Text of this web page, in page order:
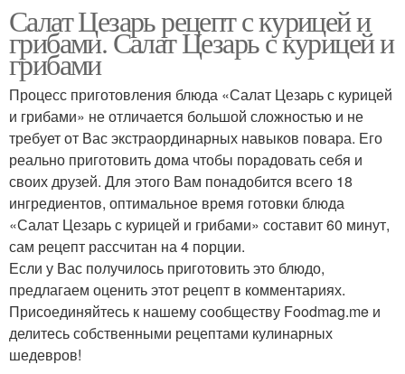
Салат Цезарь рецепт с курицей и
грибами. Салат Цезарь с курицей и
грибами
Процесс приготовления блюда «Салат Цезарь с курицей
и грибами» не отличается большой сложностью и не
требует от Вас экстраординарных навыков повара. Его
реально приготовить дома чтобы порадовать себя и
своих друзей. Для этого Вам понадобится всего 18
ингредиентов, оптимальное время готовки блюда
«Салат Цезарь с курицей и грибами» составит 60 минут,
сам рецепт рассчитан на 4 порции.
Если у Вас получилось приготовить это блюдо,
предлагаем оценить этот рецепт в комментариях.
Присоединяйтесь к нашему сообществу Foodmag.me и
делитесь собственными рецептами кулинарных
шедевров!